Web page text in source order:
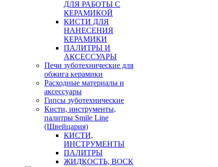
ДЛЯ РАБОТЫ С
КЕРАМИКОЙ
КИСТИ ДЛЯ
НАНЕСЕНИЯ
КЕРАМИКИ
ПАЛИТРЫ И
АКСЕССУАРЫ
Печи зуботехнические для
обжига керамики
Расходные материалы и
аксессуары
Гипсы зуботехнические
Кисти, инструменты,
палитры Smile Line
(Швейцария)
КИСТИ,
ИНСТРУМЕНТЫ
ПАЛИТРЫ
ЖИДКОСТЬ, ВОСК